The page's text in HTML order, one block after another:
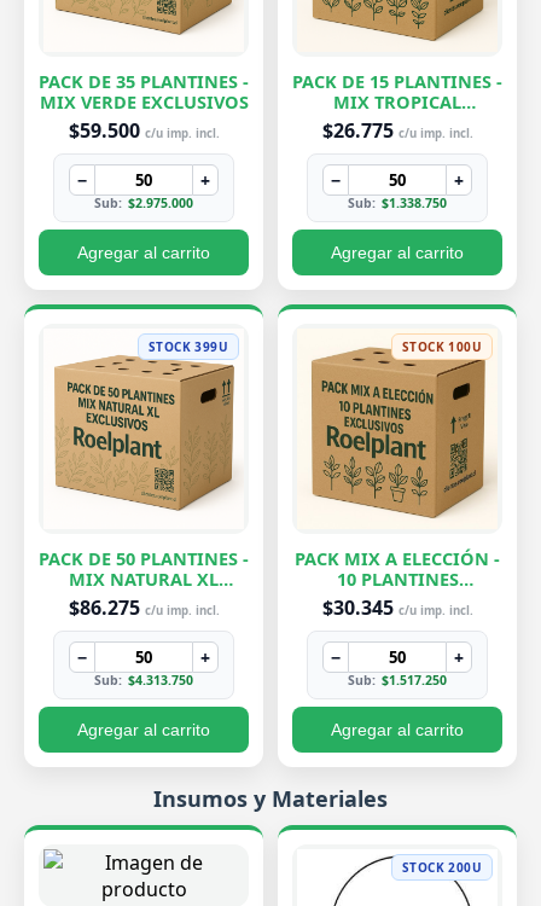
PACK DE 35 PLANTINES -
MIX VERDE EXCLUSIVOS
$59.500 c/u imp. incl.
− +
Sub: $2.975.000
Agregar al carrito
PACK DE 15 PLANTINES -
MIX TROPICAL
EXCLUSIVOS
$26.775 c/u imp. incl.
− +
Sub: $1.338.750
Agregar al carrito
STOCK 399U
PACK DE 50 PLANTINES -
MIX NATURAL XL
EXCLUSIVOS
$86.275 c/u imp. incl.
− +
Sub: $4.313.750
Agregar al carrito
STOCK 100U
PACK MIX A ELECCIÓN -
10 PLANTINES
EXCLUSIVOS
$30.345 c/u imp. incl.
− +
Sub: $1.517.250
Agregar al carrito
Insumos y Materiales
STOCK 200U